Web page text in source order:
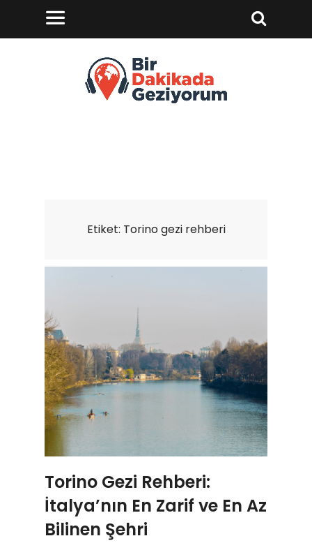
Etiket: Torino gezi rehberi
Torino Gezi Rehberi:
İtalya’nın En Zarif ve En Az
Bilinen Şehri